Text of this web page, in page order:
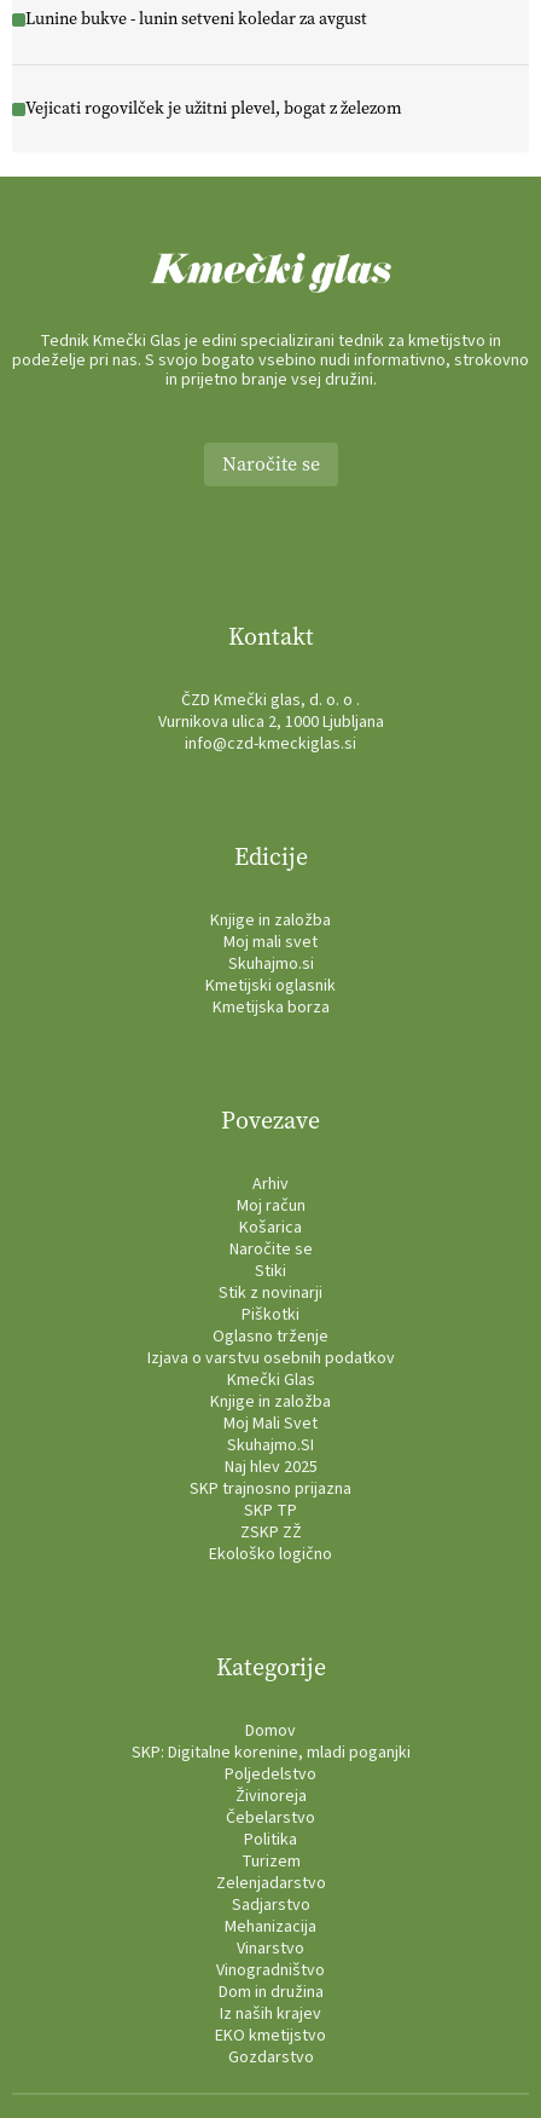
Lunine bukve - lunin setveni koledar za avgust
Vejicati rogovilček je užitni plevel, bogat z železom
Tednik Kmečki Glas je edini specializirani tednik za kmetijstvo in
podeželje pri nas. S svojo bogato vsebino nudi informativno, strokovno
in prijetno branje vsej družini.
Naročite se
Kontakt
ČZD Kmečki glas, d. o. o .
Vurnikova ulica 2, 1000 Ljubljana
info@czd-kmeckiglas.si
Edicije
Knjige in založba
Moj mali svet
Skuhajmo.si
Kmetijski oglasnik
Kmetijska borza
Povezave
Arhiv
Moj račun
Košarica
Naročite se
Stiki
Stik z novinarji
Piškotki
Oglasno trženje
Izjava o varstvu osebnih podatkov
Kmečki Glas
Knjige in založba
Moj Mali Svet
Skuhajmo.SI
Naj hlev 2025
SKP trajnosno prijazna
SKP TP
ZSKP ZŽ
Ekološko logično
Kategorije
Domov
SKP: Digitalne korenine, mladi poganjki
Poljedelstvo
Živinoreja
Čebelarstvo
Politika
Turizem
Zelenjadarstvo
Sadjarstvo
Mehanizacija
Vinarstvo
Vinogradništvo
Dom in družina
Iz naših krajev
EKO kmetijstvo
Gozdarstvo